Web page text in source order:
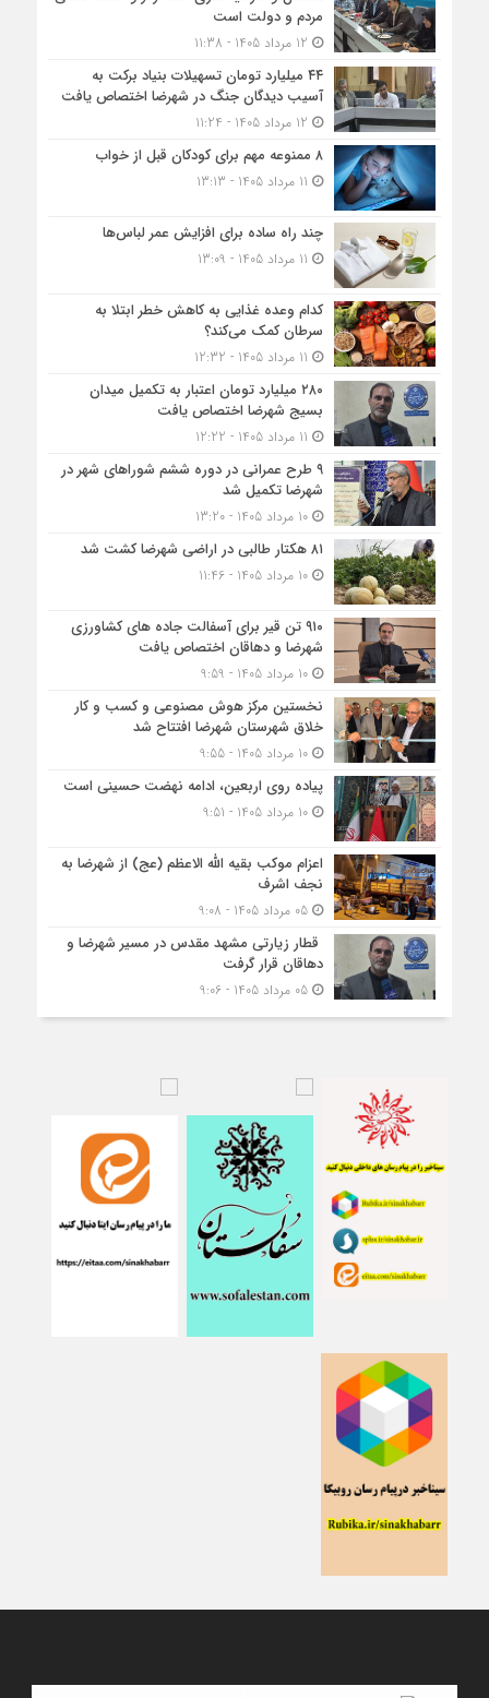
مردم و دولت است
۴۴ میلیارد تومان تسهیلات بنیاد برکت به
آسیب دیدگان جنگ در شهرضا اختصاص یافت
۸ ممنوعه مهم برای کودکان قبل از خواب
چند راه ساده برای افزایش عمر لباس‌ها
کدام وعده غذایی به کاهش خطر ابتلا به
سرطان کمک می‌کند؟
۲۸۰ میلیارد تومان اعتبار به تکمیل میدان
بسیج شهرضا اختصاص یافت
۹ طرح عمرانی در دوره ششم شوراهای شهر در
شهرضا تکمیل شد
10 مرداد 1405 - 13:20
۸۱ هکتار طالبی در اراضی شهرضا کشت شد
10 مرداد 1405 - 11:46
۹۱۰ تن قیر برای آسفالت جاده های کشاورزی
شهرضا و دهاقان اختصاص یافت
10 مرداد 1405 - 9:59
نخستین مرکز هوش مصنوعی و کسب‌ و کار
خلاق شهرستان شهرضا افتتاح شد
10 مرداد 1405 - 9:55
پیاده روی اربعین، ادامه نهضت حسینی است
10 مرداد 1405 - 9:51
اعزام موکب بقیه الله الاعظم (عج) از شهرضا به
نجف اشرف
05 مرداد 1405 - 9:08
قطار زیارتی مشهد مقدس در مسیر شهرضا و
دهاقان قرار گرفت
05 مرداد 1405 - 9:06